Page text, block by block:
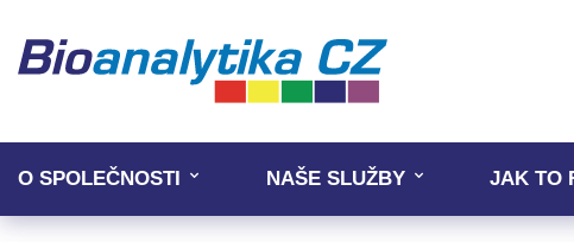
O SPOLEČNOSTI NAŠE SLUŽBY JAK TO